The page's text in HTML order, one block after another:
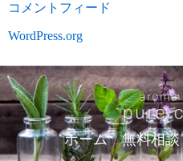
コメントフィード
WordPress.org
ホーム 無料相